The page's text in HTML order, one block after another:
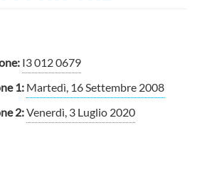
I3 012 0679
1: Martedì, 16 Settembre 2008
2:Venerdì, 3 Luglio 2020